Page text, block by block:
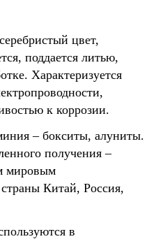
цвет,
поддается литью,
Характеризуется
к коррозии.
– бокситы, алуниты.
получения –
мировым
Китай, Россия,
в